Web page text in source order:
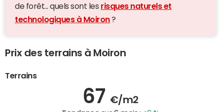
de forêt... quels sont les risques naturels et
technologiques à Moiron?
Prix des terrains à Moiron
Terrains
67 €/m2